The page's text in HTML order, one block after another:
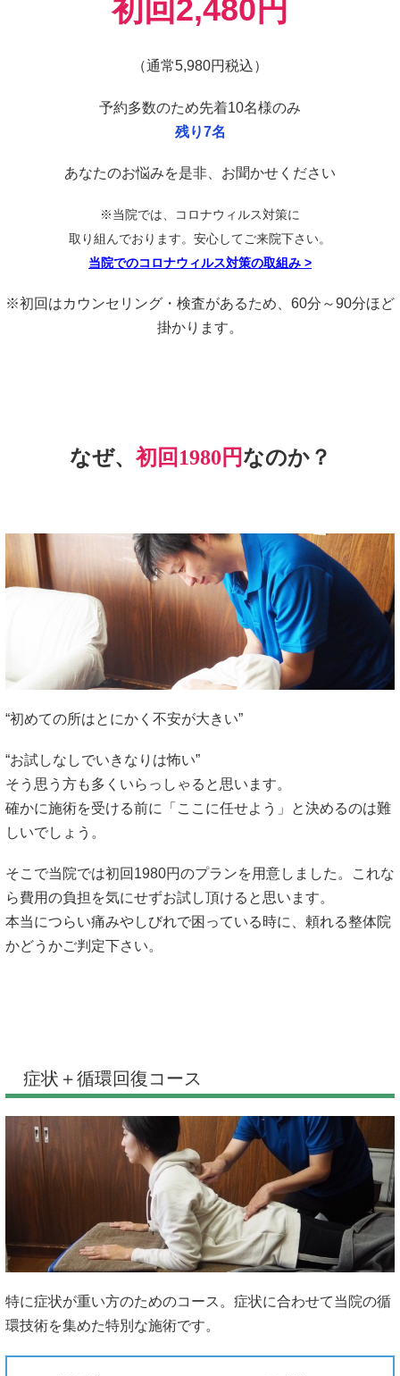
初 回2,480円
（通常5,980円税込）
予約多数のため先着10名様のみ
残り7名
あなたのお悩みを是非、お聞かせください
※当院では、コロナウィルス対策に
取り組んでおります。安心してご来院下さい。
当院でのコロナウィルス対策の取組み >
※初回はカウンセリング・検査があるため、60分～90分ほど
掛かります。
なぜ、 初回1980円なのか？
“初めての所はとにかく不安が大きい”
“お試しなしでいきなりは怖い”
そう思う方も多くいらっしゃると思います。
確かに施術を受ける前に「ここに任せよう」と決めるのは難
しいでしょう。
そこで当院では初回1980円のプランを用意しました。これな
ら費用の負担を気にせずお試し頂けると思います。
本当につらい痛みやしびれで困っている時に、頼れる整体院
かどうかご判定下さい。
症状＋循環回復コース
特に症状が重い方のためのコース。症状に合わせて当院の循
環技術を集めた特別な施術です。